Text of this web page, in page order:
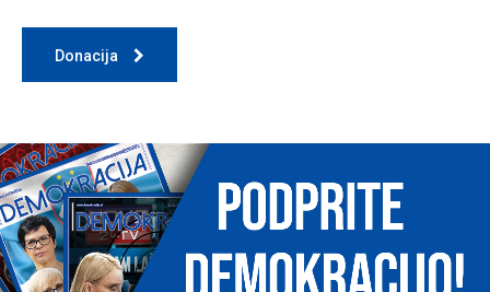
Donacija